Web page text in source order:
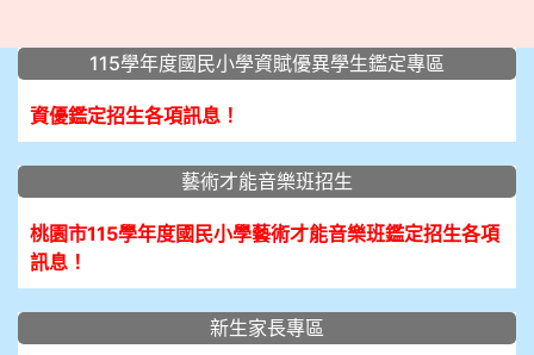
::: 115學年度國民小學資賦優異學生鑑定專區
資優鑑定招生各項訊息！
藝術才能音樂班招生
桃園市115學年度國民小學藝術才能音樂班鑑定招生各項
訊息！
新生家長專區